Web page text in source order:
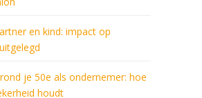
en kind: impact op
je 50e als ondernemer: hoe
houdt